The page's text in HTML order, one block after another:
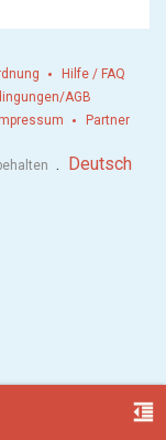
format_indent_decrease
Hilfe / FAQ
AGB
Partner
. Deutsch